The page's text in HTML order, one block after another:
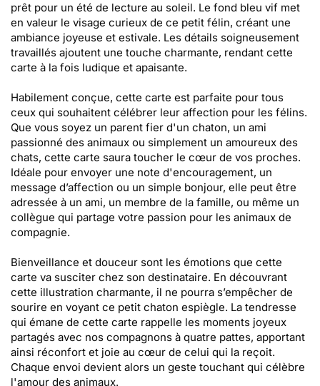
prêt pour un été de lecture au soleil. Le fond bleu vif met
en valeur le visage curieux de ce petit félin, créant une
ambiance joyeuse et estivale. Les détails soigneusement
travaillés ajoutent une touche charmante, rendant cette
carte à la fois ludique et apaisante.
Habilement conçue, cette carte est parfaite pour tous
ceux qui souhaitent célébrer leur affection pour les félins.
Que vous soyez un parent fier d'un chaton, un ami
passionné des animaux ou simplement un amoureux des
chats, cette carte saura toucher le cœur de vos proches.
Idéale pour envoyer une note d'encouragement, un
message d’affection ou un simple bonjour, elle peut être
adressée à un ami, un membre de la famille, ou même un
collègue qui partage votre passion pour les animaux de
compagnie.
Bienveillance et douceur sont les émotions que cette
carte va susciter chez son destinataire. En découvrant
cette illustration charmante, il ne pourra s’empêcher de
sourire en voyant ce petit chaton espiègle. La tendresse
qui émane de cette carte rappelle les moments joyeux
partagés avec nos compagnons à quatre pattes, apportant
ainsi réconfort et joie au cœur de celui qui la reçoit.
Chaque envoi devient alors un geste touchant qui célèbre
l'amour des animaux.